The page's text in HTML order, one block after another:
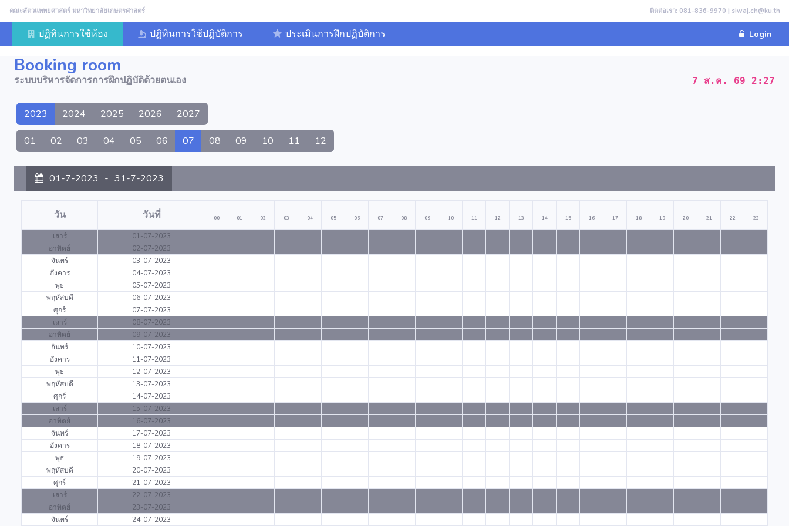
คณะสัตวแพทยศาสตร์ มหาวิทยาลัยเกษตรศาสตร์ ติดต่อเรา: 081-836-9970 | siwaj.ch@ku.th
ปฏิทินการใช้ห้อง ปฏิทินการใช้ปฏิบัติการ ประเมินการฝึกปฏิบัติการ Login
Booking room
ระบบบริหารจัดการการฝึกปฏิบัติด้วยตนเอง 7 ส.ค. 69 2:27
2023 2024 2025 2026 2027
01 02 03 04 05 06 07 08 09 10 11 12
01-7-2023 - 31-7-2023
วัน วันที่ 00 01 02 03 04 05 06 07 08 09 10 11 12 13 14 15 16 17 18 19 20 21 22 23
เสาร์
01-07-2023
อาทิตย์
02-07-2023
จันทร์
03-07-2023
อังคาร
04-07-2023
พุธ
05-07-2023
พฤหัสบดี
06-07-2023
ศุกร์
07-07-2023
เสาร์
08-07-2023
อาทิตย์
09-07-2023
จันทร์
10-07-2023
อังคาร
11-07-2023
พุธ
12-07-2023
พฤหัสบดี
13-07-2023
ศุกร์
14-07-2023
เสาร์
15-07-2023
อาทิตย์
16-07-2023
จันทร์
17-07-2023
อังคาร
18-07-2023
พุธ
19-07-2023
พฤหัสบดี
20-07-2023
ศุกร์
21-07-2023
เสาร์
22-07-2023
อาทิตย์
23-07-2023
จันทร์
24-07-2023